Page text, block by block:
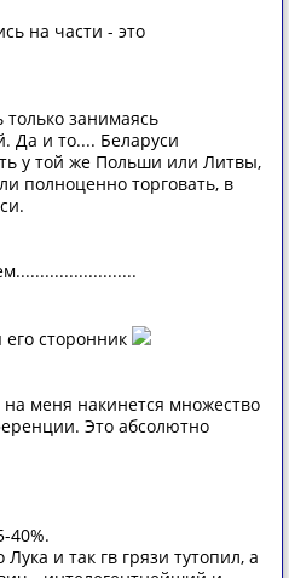
на части - это
занимаясь
Да и то.... Беларуси
у той же Польши или Литвы,
полноценно торговать, в
сторонник
меня накинется множество
Это абсолютно
40%.
и так гв грязи тутопил, а